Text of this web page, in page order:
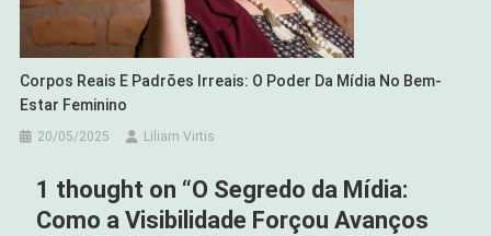
Corpos Reais E Padrões Irreais: O Poder Da Mídia No Bem-
Estar Feminino
20/05/2025 Liliam Virtis
1 thought on “O Segredo da Mídia:
Como a Visibilidade Forçou Avanços